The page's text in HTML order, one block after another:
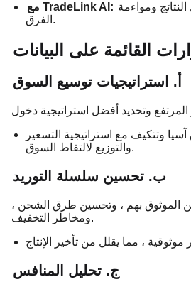
مع TradeLink AI: ومواءمة
الفرق.
القائمة على البيانات
أ. استراتيجيات توسيع السوق
وتتكيف مع استراتيجية التسعير
والتوزيع لالتقاط السوق.
ب. تحسين سلسلة التوريد
الموثوق بهم ، وتحسين طرق الشحن ،
ومخاطر التخفيف.
ج. تحليل المنافس